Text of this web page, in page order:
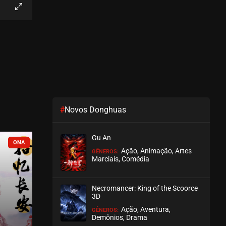
EPISÓDIO 64
ASSISTIDO
EPISÓDIO 62
COMPLETO
#Novos Donghuas
Gu An
GÊNEROS: Ação, Animação, Artes
Marciais, Comédia
Necromancer: King of the Scoorce
3D
GÊNEROS: Ação, Aventura,
Demônios, Drama